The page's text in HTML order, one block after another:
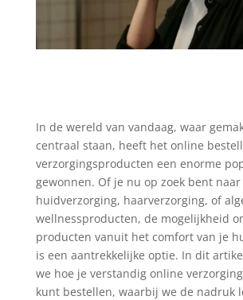
In de wereld van vandaag, waar
centraal staan, heeft het online
verzorgingsproducten een enorme
gewonnen. Of je nu op zoek bent naar
huidverzorging, haarverzorging, of
wellnessproducten, de mogelijkheid
producten vanuit het comfort van je
is een aantrekkelijke optie. In dit
we hoe je verstandig online
kunt bestellen, waarbij we de nadruk